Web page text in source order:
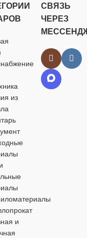
Сталь
ВЫСОТА
22,5 мм
удлиненная
из
и
СВЯЗЬ
ЧЕРЕЗ